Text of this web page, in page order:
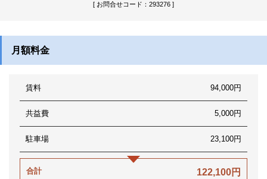
[ お問合せコード：293276 ]
月額料金
賃料 94,000円
共益費 5,000円
駐車場 23,100円
合計 122,100円